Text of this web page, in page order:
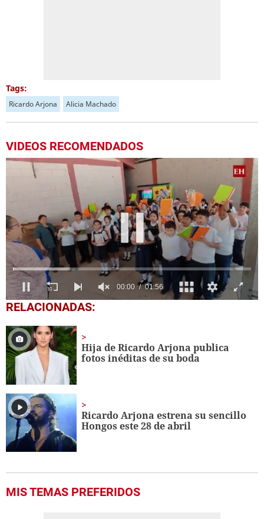
Tags:
Ricardo Arjona Alicia Machado
VIDEOS RECOMENDADOS
0
seconds
1
minute,
56
seconds
RELACIONADAS:
Hija de Ricardo Arjona publica
fotos inéditas de su boda
Ricardo Arjona estrena su sencillo
Hongos este 28 de abril
MIS TEMAS PREFERIDOS